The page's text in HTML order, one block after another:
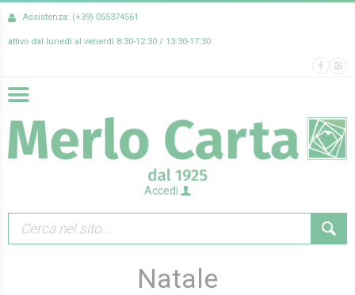
Assistenza: (+39) 055374561
attivo dal lunedì al venerdì 8:30-12:30 / 13:30-17:30
Accedi
Natale